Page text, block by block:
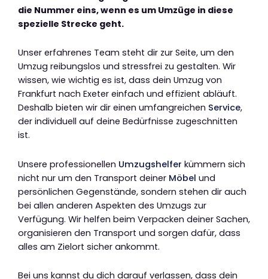
die Nummer eins, wenn es um Umzüge in diese
spezielle Strecke geht.
Unser erfahrenes Team steht dir zur Seite, um den
Umzug reibungslos und stressfrei zu gestalten. Wir
wissen, wie wichtig es ist, dass dein Umzug von
Frankfurt nach Exeter einfach und effizient abläuft.
Deshalb bieten wir dir einen umfangreichen Service,
der individuell auf deine Bedürfnisse zugeschnitten
ist.
Unsere professionellen Umzugshelfer kümmern sich
nicht nur um den Transport deiner Möbel und
persönlichen Gegenstände, sondern stehen dir auch
bei allen anderen Aspekten des Umzugs zur
Verfügung. Wir helfen beim Verpacken deiner Sachen,
organisieren den Transport und sorgen dafür, dass
alles am Zielort sicher ankommt.
Bei uns kannst du dich darauf verlassen, dass dein